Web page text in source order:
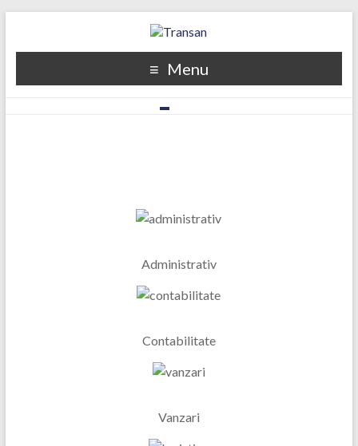
Menu
2
Administrativ
Contabilitate
Vanzari